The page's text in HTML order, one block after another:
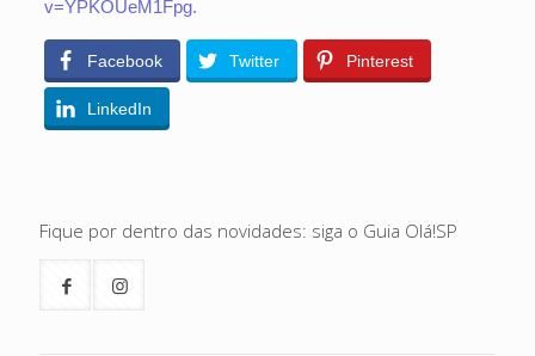
v=YPKOUeM1Fpg.
Facebook Twitter Pinterest
LinkedIn
Fique por dentro das novidades: siga o Guia Olá!SP